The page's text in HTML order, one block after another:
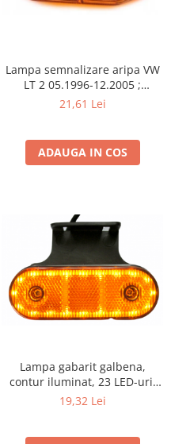
Lampa semnalizare aripa VW
LT 2 05.1996-12.2005 ;
Mercedes Sprinter 1995-2002,
Euroliner,
Starliner,Centroliner,
21,61 Lei
ADAUGA IN COS
Lampa gabarit galbena,
contur iluminat, 23 LED-uri,
cu suport
19,32 Lei